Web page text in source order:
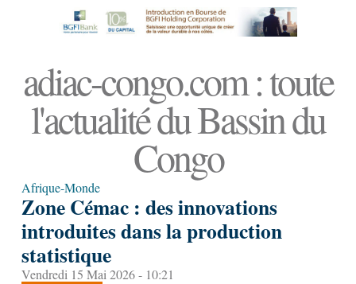
adiac-congo.com : toute
l'actualité du Bassin du
Congo
Afrique-Monde
Zone Cémac : des innovations
introduites dans la production
statistique
Vendredi 15 Mai 2026 - 10:21